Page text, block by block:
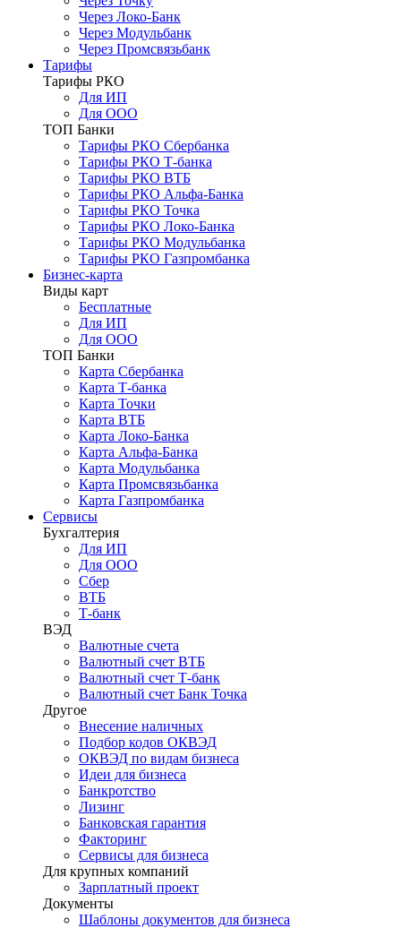
Через Локо-Банк
Через Модульбанк
Через Промсвязьбанк
Тарифы
Тарифы РКО
Для ИП
Для ООО
ТОП Банки
Тарифы РКО Сбербанка
Тарифы РКО Т-банка
Тарифы РКО ВТБ
Тарифы РКО Альфа-Банка
Тарифы РКО Точка
Тарифы РКО Локо-Банка
Тарифы РКО Модульбанка
Тарифы РКО Газпромбанка
Бизнес-карта
Виды карт
Бесплатные
Для ИП
Для ООО
ТОП Банки
Карта Сбербанка
Карта Т-банка
Карта Точки
Карта ВТБ
Карта Локо-Банка
Карта Альфа-Банка
Карта Модульбанка
Карта Промсвязьбанка
Карта Газпромбанка
Сервисы
Бухгалтерия
Для ИП
Для ООО
Сбер
ВТБ
Т-банк
ВЭД
Валютные счета
Валютный счет ВТБ
Валютный счет Т-банк
Валютный счет Банк Точка
Другое
Внесение наличных
Подбор кодов ОКВЭД
ОКВЭД по видам бизнеса
Идеи для бизнеса
Банкротство
Лизинг
Банковская гарантия
Факторинг
Сервисы для бизнеса
Для крупных компаний
Зарплатный проект
Документы
Шаблоны документов для бизнеса